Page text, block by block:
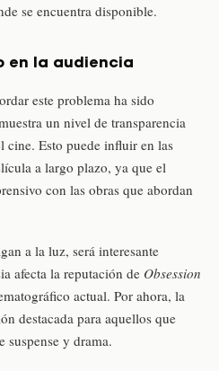
se encuentra disponible.
en la audiencia
este problema ha sido
un nivel de transparencia
cine. Esto puede influir en las
a largo plazo, ya que el
con las obras que abordan
a la luz, será interesante
afecta la reputación de Obsession
actual. Por ahora, la
destacada para aquellos que
suspense y drama.